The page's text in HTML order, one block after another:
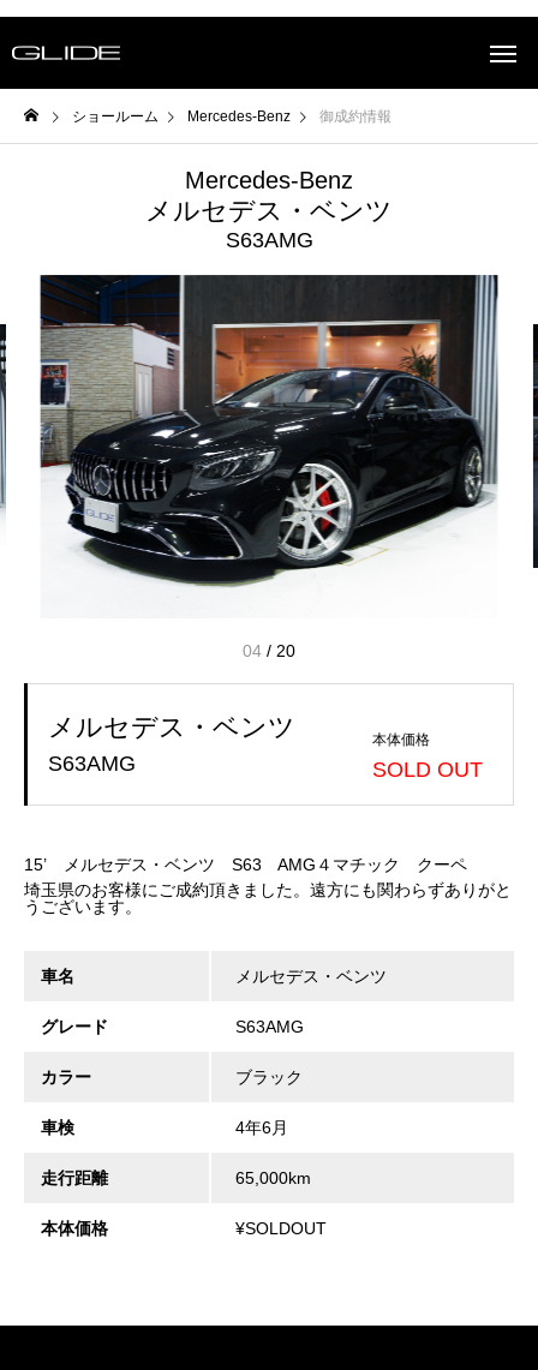
ショールーム Mercedes-Benz 御成約情報
Mercedes-Benz
メルセデス・ベンツ
S63AMG
04 / 20
メルセデス・ベンツ
S63AMG
本体価格
SOLD OUT
15’ メルセデス・ベンツ S63 AMG４マチック クーペ
埼玉県のお客様にご成約頂きました。遠方にも関わらずありがと
うございます。
車名 メルセデス・ベンツ
グレード S63AMG
カラー ブラック
車検 4年6月
走行距離 65,000km
本体価格 ¥SOLDOUT